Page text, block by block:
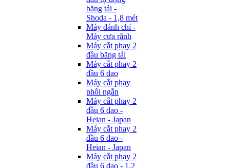
băng tải -
Shoda - 1,8 mét
Máy đánh chỉ -
Máy cưa rãnh
Máy cắt phay 2
đầu băng tải
Máy cắt phay 2
đầu 6 dao
Máy cắt phay
phôi ngắn
Máy cắt phay 2
đầu 6 dao -
Heian - Japan
Máy cắt phay 2
đầu 6 dao -
Heian - Japan
Máy cắt phay 2
đầu 6 dao - 1,2